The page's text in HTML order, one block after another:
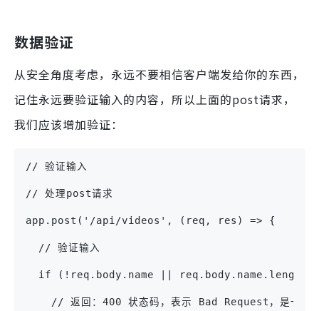
数据验证
从安全角度考虑，永远不要相信客户端发给你的东西，
记住永远要验证输入的内容，所以上面的post请求，
我们应该增加验证：
// 验证输入
// 处理post请求
app.post('/api/videos', (req, res) => {
  // 验证输入
if (!req.body.name || req.body.name.length
// 返回：400 状态码，表示 Bad Request，是一个